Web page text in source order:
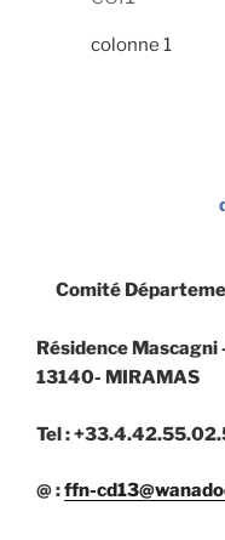
colonne 1
Comité
Résidence
13140- MIRAMAS
Tel :
@ :ffn-